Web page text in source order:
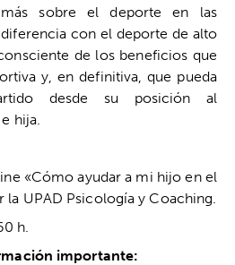
sobre el deporte en las
con el deporte de alto
de los beneficios que
y, en definitiva, que pueda
desde su posición al
hija.
«Cómo ayudar a mi hijo en el
UPAD Psicología y Coaching.
h.
importante: